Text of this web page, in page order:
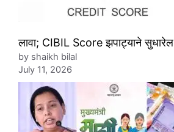
लावा; CIBIL Score झपाट्याने सुधारेल
by shaikh bilal
July 11, 2026